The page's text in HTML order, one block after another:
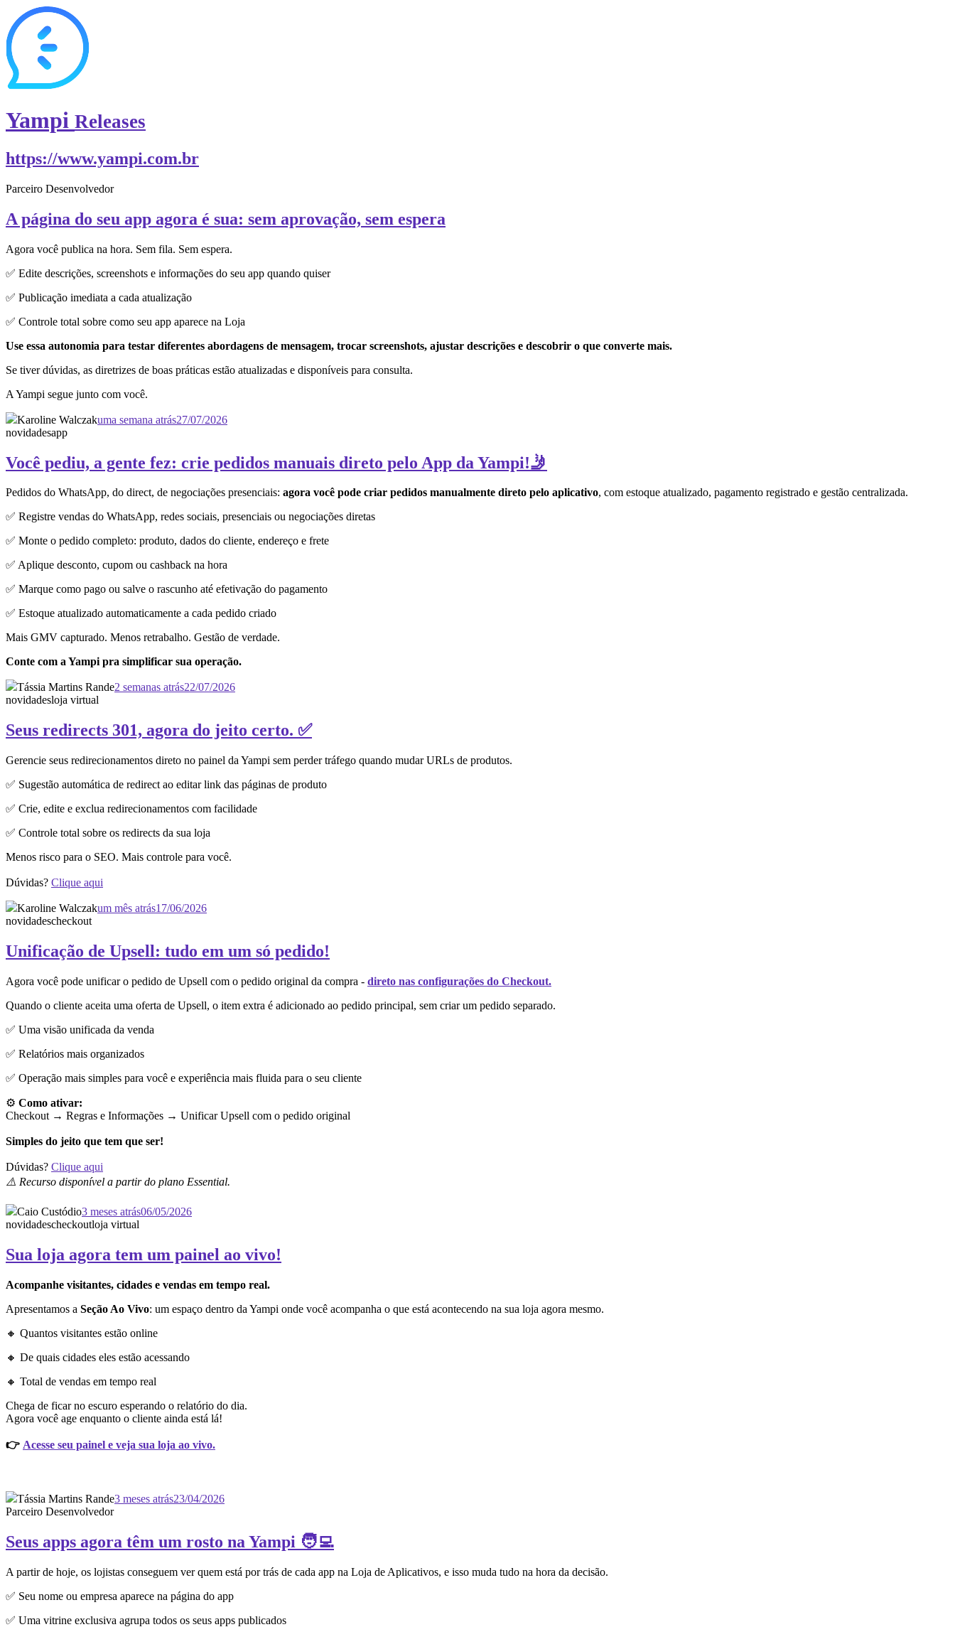
Yampi Releases
https://www.yampi.com.br
Parceiro Desenvolvedor
A página do seu app agora é sua: sem aprovação, sem espera
Agora você publica na hora. Sem fila. Sem espera.
✅ Edite descrições, screenshots e informações do seu app quando quiser
✅ Publicação imediata a cada atualização
✅ Controle total sobre como seu app aparece na Loja
Use essa autonomia para testar diferentes abordagens de mensagem, trocar screenshots, ajustar descrições e descobrir o que converte mais.
Se tiver dúvidas, as diretrizes de boas práticas estão atualizadas e disponíveis para consulta.
A Yampi segue junto com você.
Karoline Walczakuma semana atrás27/07/2026
novidadesapp
Você pediu, a gente fez: crie pedidos manuais direto pelo App da Yampi!🤳
Pedidos do WhatsApp, do direct, de negociações presenciais: agora você pode criar pedidos manualmente direto pelo aplicativo, com estoque atualizado, pagamento registrado e gestão centralizada.
✅ Registre vendas do WhatsApp, redes sociais, presenciais ou negociações diretas
✅ Monte o pedido completo: produto, dados do cliente, endereço e frete
✅ Aplique desconto, cupom ou cashback na hora
✅ Marque como pago ou salve o rascunho até efetivação do pagamento
✅ Estoque atualizado automaticamente a cada pedido criado
Mais GMV capturado. Menos retrabalho. Gestão de verdade.
Conte com a Yampi pra simplificar sua operação.
Tássia Martins Rande2 semanas atrás22/07/2026
novidadesloja virtual
Seus redirects 301, agora do jeito certo. ✅
Gerencie seus redirecionamentos direto no painel da Yampi sem perder tráfego quando mudar URLs de produtos.
✅ Sugestão automática de redirect ao editar link das páginas de produto
✅ Crie, edite e exclua redirecionamentos com facilidade
✅ Controle total sobre os redirects da sua loja
Menos risco para o SEO. Mais controle para você.
Dúvidas? Clique aqui
Karoline Walczakum mês atrás17/06/2026
novidadescheckout
Unificação de Upsell: tudo em um só pedido!
Agora você pode unificar o pedido de Upsell com o pedido original da compra - direto nas configurações do Checkout.
Quando o cliente aceita uma oferta de Upsell, o item extra é adicionado ao pedido principal, sem criar um pedido separado.
✅ Uma visão unificada da venda
✅ Relatórios mais organizados
✅ Operação mais simples para você e experiência mais fluida para o seu cliente
⚙️ Como ativar:
Checkout → Regras e Informações → Unificar Upsell com o pedido original
Simples do jeito que tem que ser!
Dúvidas? Clique aqui
⚠️ Recurso disponível a partir do plano Essential.
Caio Custódio3 meses atrás06/05/2026
novidadescheckoutloja virtual
Sua loja agora tem um painel ao vivo!
Acompanhe visitantes, cidades e vendas em tempo real.
Apresentamos a Seção Ao Vivo: um espaço dentro da Yampi onde você acompanha o que está acontecendo na sua loja agora mesmo.
🔸 Quantos visitantes estão online
🔸 De quais cidades eles estão acessando
🔸 Total de vendas em tempo real
Chega de ficar no escuro esperando o relatório do dia.
Agora você age enquanto o cliente ainda está lá!
👉 Acesse seu painel e veja sua loja ao vivo.
Tássia Martins Rande3 meses atrás23/04/2026
Parceiro Desenvolvedor
Seus apps agora têm um rosto na Yampi 🧑‍💻
A partir de hoje, os lojistas conseguem ver quem está por trás de cada app na Loja de Aplicativos, e isso muda tudo na hora da decisão.
✅ Seu nome ou empresa aparece na página do app
✅ Uma vitrine exclusiva agrupa todos os seus apps publicados